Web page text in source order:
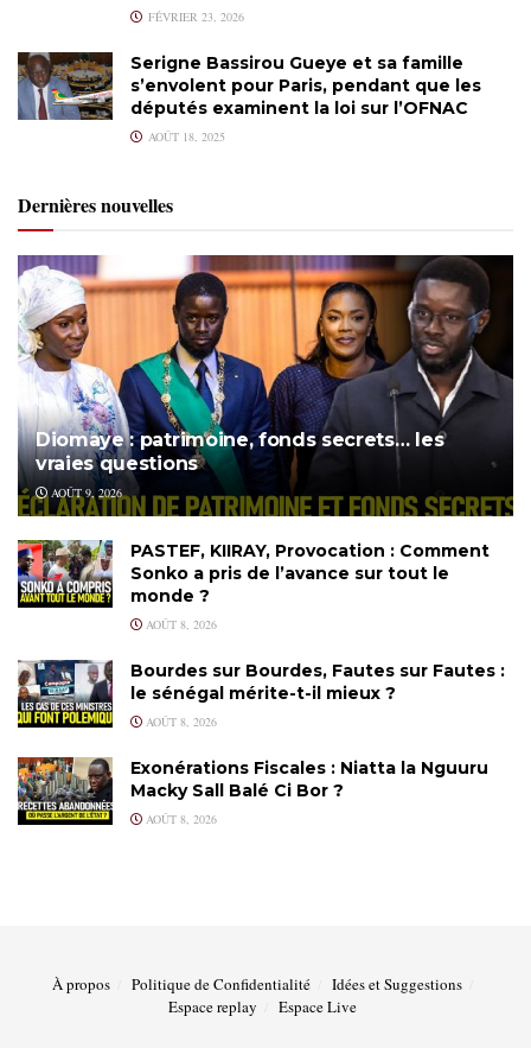
FÉVRIER 23, 2026
Serigne Bassirou Gueye et sa famille
s’envolent pour Paris, pendant que les
députés examinent la loi sur l’OFNAC
AOÛT 18, 2025
Dernières nouvelles
Diomaye : patrimoine, fonds secrets… les
vraies questions
AOÛT 9, 2026
PASTEF, KIIRAY, Provocation : Comment
Sonko a pris de l’avance sur tout le
monde ?
AOÛT 8, 2026
Bourdes sur Bourdes, Fautes sur Fautes :
le sénégal mérite-t-il mieux ?
AOÛT 8, 2026
Exonérations Fiscales : Niatta la Nguuru
Macky Sall Balé Ci Bor ?
AOÛT 8, 2026
À propos Politique de Confidentialité
Idées et Suggestions
Espace replay
Espace Live